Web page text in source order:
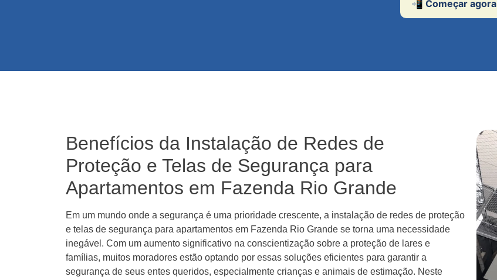
📲 Começar agora
Benefícios da Instalação de Redes de
Proteção e Telas de Segurança para
Apartamentos em Fazenda Rio Grande
Em um mundo onde a segurança é uma prioridade crescente, a instalação de redes de proteção
e telas de segurança para apartamentos em Fazenda Rio Grande se torna uma necessidade
inegável. Com um aumento significativo na conscientização sobre a proteção de lares e
famílias, muitos moradores estão optando por essas soluções eficientes para garantir a
segurança de seus entes queridos, especialmente crianças e animais de estimação. Neste